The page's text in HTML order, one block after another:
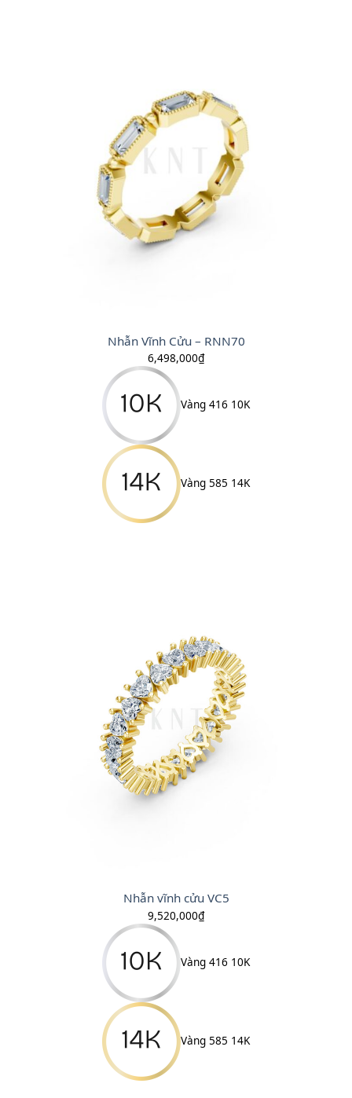
Nhẫn Vĩnh Cửu – RNN70
6,498,000₫
Vàng 416 10K
Vàng 585 14K
Nhẫn vĩnh cửu VC5
9,520,000₫
Vàng 416 10K
Vàng 585 14K